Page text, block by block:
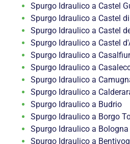
Spurgo Idraulico a Castel
Spurgo Idraulico a Castel
Spurgo Idraulico a Castel
Spurgo Idraulico a Castel
Spurgo Idraulico a
Spurgo Idraulico a
Spurgo Idraulico a
Spurgo Idraulico a
Spurgo Idraulico a Budrio
Spurgo Idraulico a Borgo
Spurgo Idraulico a Bologna
Spurgo Idraulico a